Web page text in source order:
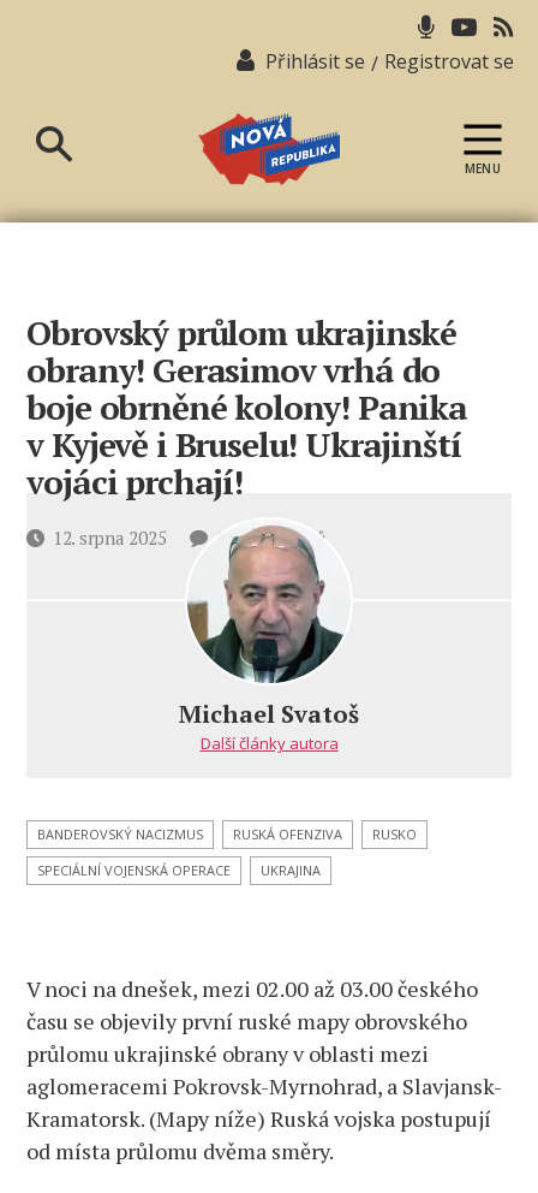
Přihlásit se / Registrovat se
republika
MENU
Obrovský průlom ukrajinské
obrany! Gerasimov vrhá do
boje obrněné kolony! Panika
v Kyjevě i Bruselu! Ukrajinští
vojáci prchají!
Datum12. srpna 2025 10 komentářůu
s
Obrovský
průlom
obrany!
Gerasimov
boje
obrněné
kolony!
Ukrajinští
vojáci
prchají!
Michael Svatoš
Další články autora
BANDEROVSKÝ NACIZMUS RUSKÁ OFENZIVA
RUSKO
SPECIÁLNÍ VOJENSKÁ OPERACE
UKRAJINA
V noci na dnešek, mezi 02.00 až 03.00 českého
času se objevily první ruské mapy obrovského
průlomu ukrajinské obrany v oblasti mezi
aglomeracemi Pokrovsk-Myrnohrad, a Slavjansk-
Kramatorsk. (Mapy níže) Ruská vojska postupují
od místa průlomu dvěma směry.